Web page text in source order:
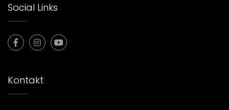
Social Links
Kontakt